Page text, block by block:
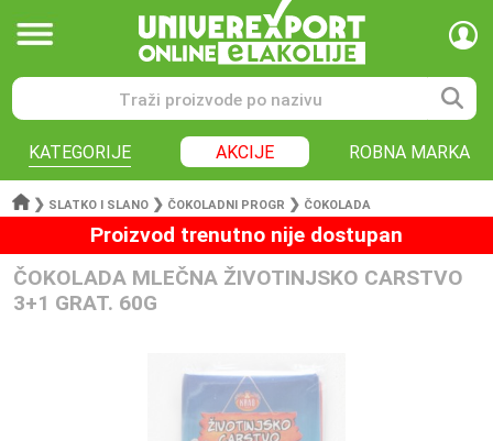
KATEGORIJE AKCIJE ROBNA MARKA
❯ SLATKO I SLANO ❯ ČOKOLADNI PROGR ❯ ČOKOLADA
Proizvod trenutno nije dostupan
ČOKOLADA MLEČNA ŽIVOTINJSKO CARSTVO
3+1 GRAT. 60G